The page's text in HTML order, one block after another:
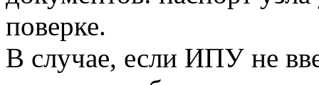
поверке.
В случае, если ИПУ не